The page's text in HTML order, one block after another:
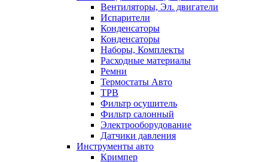
Вентиляторы, Эл. двигатели
Испарители
Конденсаторы
Конденсаторы
Наборы, Комплекты
Расходные материалы
Ремни
Термостаты Авто
ТРВ
Фильтр осушитель
Фильтр салонный
Электрооборудование
Датчики давления
Инструменты авто
Кримпер